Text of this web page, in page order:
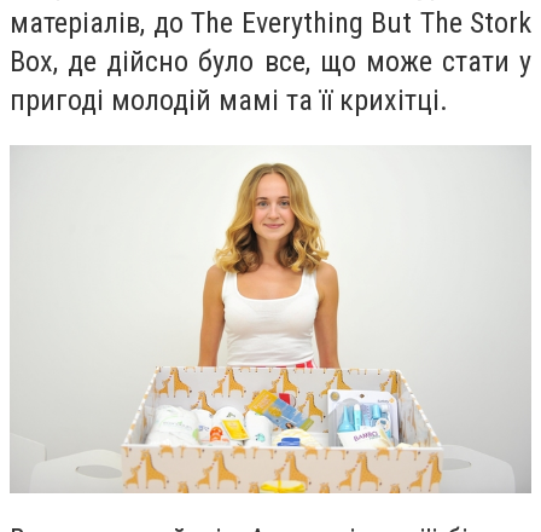
матеріалів, до The Everything But The Stork
Box, де дійсно було все, що може стати у
пригоді молодій мамі та її крихітці.